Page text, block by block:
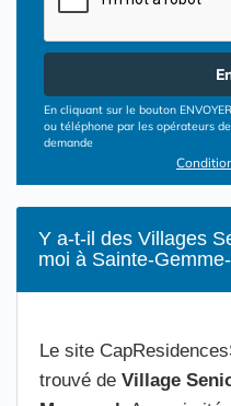
En cliquant sur le bouton
ou téléphone par les opérateurs
demande
Y a-t-il des Villages
moi à Sainte-
Le site
trouvé de Village